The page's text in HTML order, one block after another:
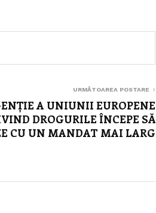
URMĂTOAREA POSTARE
A UNIUNII EUROPENE
DROGURILE ÎNCEPE SĂ
CU UN MANDAT MAI LARG